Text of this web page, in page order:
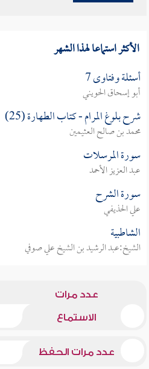
الأكثر استماعا لهذا الشهر
أسئلة وفتاوى 7
أبو إسحاق الحويني
شرح بلوغ المرام - كتاب الطهارة (25)
محمد بن صالح العثيمين
سورة المرسلات
عبد العزيز الأحمد
سورة الشرح
علي الحذيفي
الشاطبية
الشيخ:عبد الرشيد بن الشيخ علي صوفي
عدد مرات
الاستماع
عدد مرات الحفظ